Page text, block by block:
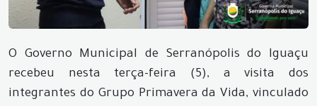
O Governo Municipal de Serranópolis do Iguaçu
recebeu nesta terça-feira (5), a visita dos
integrantes do Grupo Primavera da Vida, vinculado